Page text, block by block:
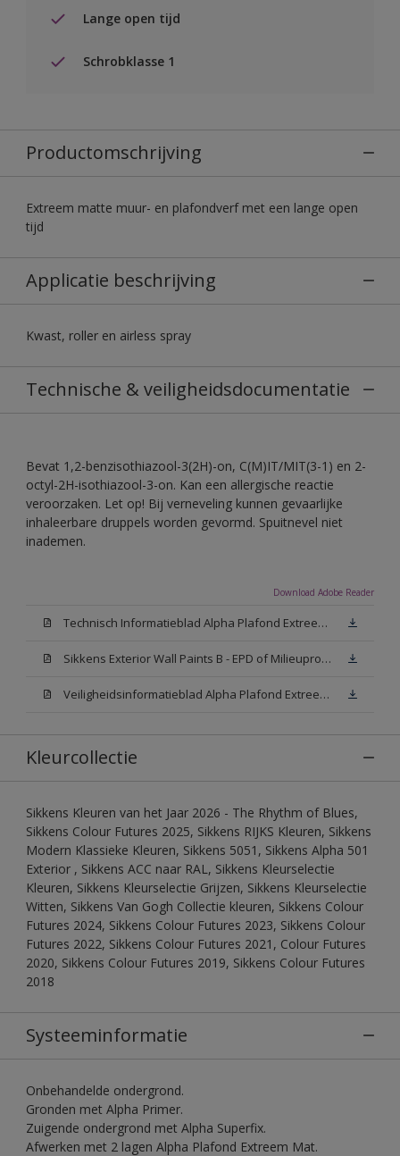
Lange open tijd
Schrobklasse 1
Productomschrijving
Extreem matte muur- en plafondverf met een lange open
tijd
Applicatie beschrijving
Kwast, roller en airless spray
Technische & veiligheidsdocumentatie
Bevat 1,2-benzisothiazool-3(2H)-on, C(M)IT/MIT(3-1) en 2-
octyl-2H-isothiazool-3-on. Kan een allergische reactie
veroorzaken. Let op! Bij verneveling kunnen gevaarlijke
inhaleerbare druppels worden gevormd. Spuitnevel niet
inademen.
Download Adobe Reader
Technisch Informatieblad Alpha Plafond Extreem Mat (PDF)
Sikkens Exterior Wall Paints B - EPD of Milieuproductverklaring
Veiligheidsinformatieblad Alpha Plafond Extreem Mat White W05 (MSDS)
Kleurcollectie
Sikkens Kleuren van het Jaar 2026 - The Rhythm of Blues,
Sikkens Colour Futures 2025, Sikkens RIJKS Kleuren, Sikkens
Modern Klassieke Kleuren, Sikkens 5051, Sikkens Alpha 501
Exterior , Sikkens ACC naar RAL, Sikkens Kleurselectie
Kleuren, Sikkens Kleurselectie Grijzen, Sikkens Kleurselectie
Witten, Sikkens Van Gogh Collectie kleuren, Sikkens Colour
Futures 2024, Sikkens Colour Futures 2023, Sikkens Colour
Futures 2022, Sikkens Colour Futures 2021, Colour Futures
2020, Sikkens Colour Futures 2019, Sikkens Colour Futures
2018
Systeeminformatie
Onbehandelde ondergrond.
Gronden met Alpha Primer.
Zuigende ondergrond met Alpha Superfix.
Afwerken met 2 lagen Alpha Plafond Extreem Mat.